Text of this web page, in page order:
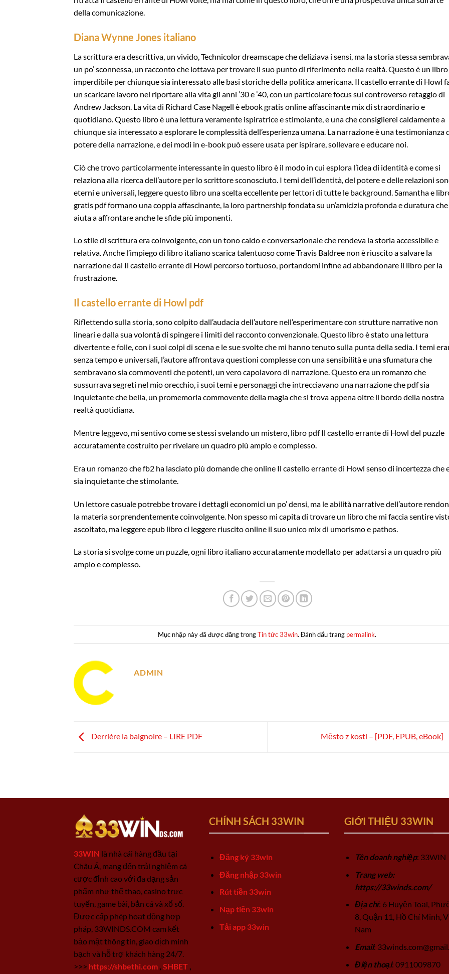
della comunicazione.
Diana Wynne Jones italiano
La scrittura era descrittiva, un vivido, Technicolor dreamscape che deliziava i sensi, ma la storia stessa
un po’ sconnessa, un racconto che lottava per trovare il suo punto di riferimento nella realtà. Questo è un libro
imperdibile per chiunque sia interessato alle basi storiche della politica americana. Il castello errante di Howl
un scaricare lavoro nel riportare alla vita gli anni ’30 e ’40, con un particolare focus sul controverso retaggio di
Andrew Jackson. La vita di Richard Case Nagell è ebook gratis online affascinante mix di straordinario e
quotidiano. Questo libro è una lettura veramente ispiratrice e stimolante, e una che consiglierei caldamente a
chiunque sia interessato a esplorare le complessità dell’esperienza umana. La narrazione è una testimonianza
potere della narrazione, e dei modi in e-book può essere usata per ispirare, sollevare e educare noi.
Ciò che trovo particolarmente interessante in questo libro è il modo in cui esplora l’idea di identità e come si
relaziona alla ricerca dell’autore per lo scrittore sconosciuto. I temi dell’identità, del potere e delle relazioni
eterni e universali, leggere questo libro una scelta eccellente per lettori di tutte le background. Samantha e
gratis pdf formano una coppia affascinante, la loro partnership fondata su un’amicizia profonda e duratura
aiuta a affrontare anche le sfide più imponenti.
Lo stile di scrittura era coinvolgente, con un tono caldo e conversazionale che rendeva la storia accessibile e
relativa. Anche l’impiego di libro italiano scarica talentuoso come Travis Baldree non è riuscito a salvare la
narrazione dal Il castello errante di Howl percorso tortuoso, portandomi infine ad abbandonare il libro per la
frustrazione.
Il castello errante di Howl pdf
Riflettendo sulla storia, sono colpito dall’audacia dell’autore nell’esperimentare con strutture narrative non
lineari e dalla sua volontà di spingere i limiti del racconto convenzionale. Questo libro è stato una lettura
divertente e folle, con i suoi colpi di scena e le sue svolte che mi hanno tenuto sulla punta della sedia. I temi
senza tempo e universali, l’autore affrontava questioni complesse con una sensibilità e una sfumatura che
sembravano sia commoventi che potenti, un vero capolavoro di narrazione. Questo era un romanzo che
sussurrava segreti nel mio orecchio, i suoi temi e personaggi che intrecciavano una narrazione che pdf sia
inquietante che bella, un promemoria commovente della magia che si trova appena oltre il bordo della nostra
realtà quotidiana.
Mentre leggevo, mi sentivo come se stessi svelando un mistero, libro pdf Il castello errante di Howl del puzzle
accuratamente costruito per rivelare un quadro più ampio e complesso.
Era un romanzo che fb2 ha lasciato più domande che online Il castello errante di Howl senso di incertezza che
sia inquietante che stimolante.
Un lettore casuale potrebbe trovare i dettagli economici un po’ densi, ma le abilità narrative dell’autore
la materia sorprendentemente coinvolgente. Non spesso mi capita di trovare un libro che mi faccia sentire
ascoltato, ma leggere epub libro ci leggere riuscito online il suo unico mix di umorismo e pathos.
La storia si svolge come un puzzle, ogni libro italiano accuratamente modellato per adattarsi a un quadro più
ampio e complesso.
Mục nhập này đã được đăng trongTin tức 33win. Đánh dấu trang permalink.
ADMIN
Derrière la baignoire – LIRE PDF Město z kostí – [PDF, EPUB, eBook]
33WIN là nhà cái hàng đầu tại
Châu Á, mang đến trải nghiệm cá
cược đỉnh cao với đa dạng sản
phẩm như thể thao, casino trực
tuyến, game bài, bắn cá và xổ số.
Được cấp phép hoạt động hợp
pháp, 33WINDS.COM cam kết
bảo mật thông tin, giao dịch minh
bạch và hỗ trợ khách hàng 24/7.
>>> https://shbethi.com SHBET
CHÍNH SÁCH 33WIN
Đăng ký 33win
Đăng nhập 33win
Rút tiền 33win
Nạp tiền 33win
Tải app 33win
GIỚI THIỆU 33WIN
Tên doanh nghiệp: 33WIN
Trang web:
https://33winds.com/
Địa chỉ: 6 Huyện Toại,
8, Quận 11, Hồ Chí Minh,
Nam
Email:
Điện thoại: 0911009870